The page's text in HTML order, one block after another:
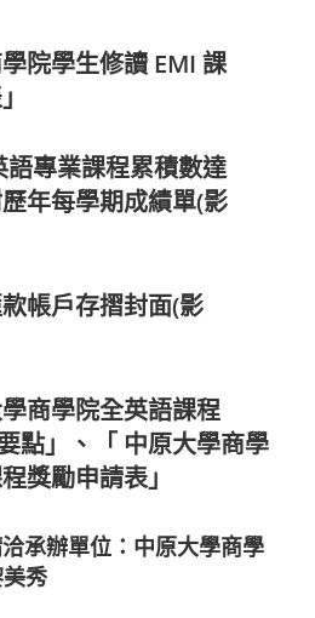
學院學生修讀 EMI 課
語專業課程累積數達
年每學期成績單(影
帳戶存摺封面(影
學商學院全英語課程
點」
、
「 中原大學商學
獎勵申請表」
承辦單位 ： 中原大學商學
秀